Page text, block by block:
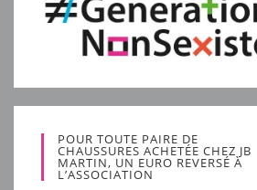
POUR TOUTE PAIRE DE
CHAUSSURES ACHETÉE CHEZ JB
MARTIN, UN EURO REVERSÉ À
L’ASSOCIATION